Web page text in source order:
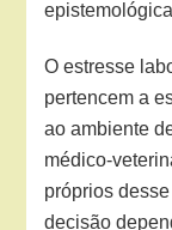
O estresse
pertencem a
ao ambiente
médico-
próprios
decisão